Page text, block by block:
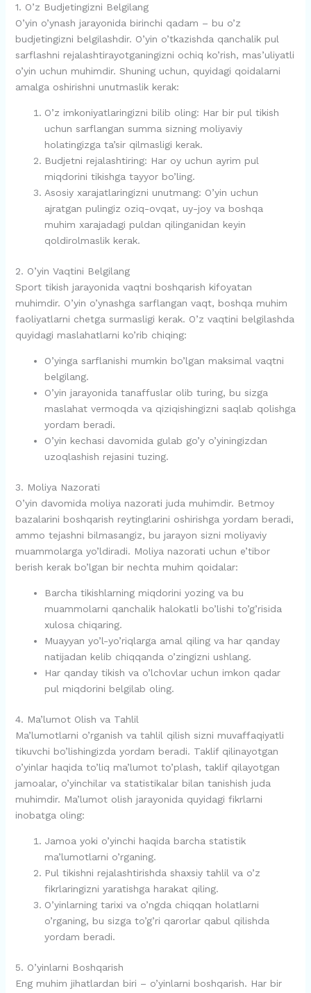
1. O’z Budjetingizni Belgilang
O’yin o’ynash jarayonida birinchi qadam – bu o’z
budjetingizni belgilashdir. O’yin o’tkazishda qanchalik pul
sarflashni rejalashtirayotganingizni ochiq ko’rish, mas’uliyatli
o’yin uchun muhimdir. Shuning uchun, quyidagi qoidalarni
amalga oshirishni unutmaslik kerak:
O’z imkoniyatlaringizni bilib oling: Har bir pul tikish
uchun sarflangan summa sizning moliyaviy
holatingizga ta’sir qilmasligi kerak.
Budjetni rejalashtiring: Har oy uchun ayrim pul
miqdorini tikishga tayyor bo’ling.
Asosiy xarajatlaringizni unutmang: O’yin uchun
ajratgan pulingiz oziq-ovqat, uy-joy va boshqa
muhim xarajadagi puldan qilinganidan keyin
qoldirolmaslik kerak.
2. O’yin Vaqtini Belgilang
Sport tikish jarayonida vaqtni boshqarish kifoyatan
muhimdir. O’yin o’ynashga sarflangan vaqt, boshqa muhim
faoliyatlarni chetga surmasligi kerak. O’z vaqtini belgilashda
quyidagi maslahatlarni ko’rib chiqing:
O’yinga sarflanishi mumkin bo’lgan maksimal vaqtni
belgilang.
O’yin jarayonida tanaffuslar olib turing, bu sizga
maslahat vermoqda va qiziqishingizni saqlab qolishga
yordam beradi.
O’yin kechasi davomida gulab go’y o’yiningizdan
uzoqlashish rejasini tuzing.
3. Moliya Nazorati
O’yin davomida moliya nazorati juda muhimdir. Betmoy
bazalarini boshqarish reytinglarini oshirishga yordam beradi,
ammo tejashni bilmasangiz, bu jarayon sizni moliyaviy
muammolarga yo’ldiradi. Moliya nazorati uchun e’tibor
berish kerak bo’lgan bir nechta muhim qoidalar:
Barcha tikishlarning miqdorini yozing va bu
muammolarni qanchalik halokatli bo’lishi to’g’risida
xulosa chiqaring.
Muayyan yo’l-yo’riqlarga amal qiling va har qanday
natijadan kelib chiqqanda o’zingizni ushlang.
Har qanday tikish va o’lchovlar uchun imkon qadar
pul miqdorini belgilab oling.
4. Ma’lumot Olish va Tahlil
Ma’lumotlarni o’rganish va tahlil qilish sizni muvaffaqiyatli
tikuvchi bo’lishingizda yordam beradi. Taklif qilinayotgan
o’yinlar haqida to’liq ma’lumot to’plash, taklif qilayotgan
jamoalar, o’yinchilar va statistikalar bilan tanishish juda
muhimdir. Ma’lumot olish jarayonida quyidagi fikrlarni
inobatga oling:
Jamoa yoki o’yinchi haqida barcha statistik
ma’lumotlarni o’rganing.
Pul tikishni rejalashtirishda shaxsiy tahlil va o’z
fikrlaringizni yaratishga harakat qiling.
O’yinlarning tarixi va o’ngda chiqqan holatlarni
o’rganing, bu sizga to’g’ri qarorlar qabul qilishda
yordam beradi.
5. O’yinlarni Boshqarish
Eng muhim jihatlardan biri – o’yinlarni boshqarish. Har bir